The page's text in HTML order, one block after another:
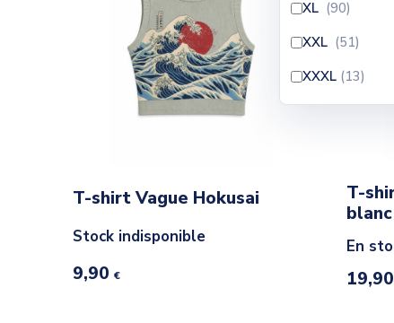
XL (90)
XXL (51)
XXXL (13)
T-shirt Vague Hokusai
Stock indisponible
9,90 €
T-
blanc
En